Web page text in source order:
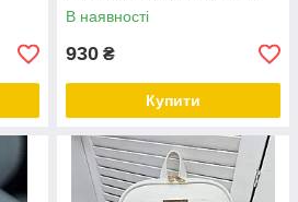
В наявності
930 ₴
Купити